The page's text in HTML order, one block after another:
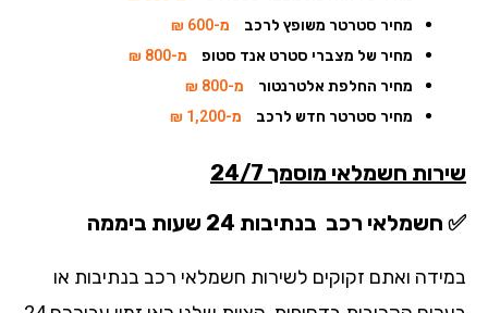
מחיר סטרטר משופץ לרכב
מ-600 ₪
מחיר של מצברי סטרט אנד סטופ
מ-800 ₪
מחיר החלפת אלטרנטור
מ-800 ₪
מחיר סטרטר חדש לרכב
מ-1,200 ₪
חשמלאי מוסמך 24/7
רכב בנתיבות 24 שעות ביממה
ואתם זקוקים לשירות חשמלאי רכב בנתיבות או